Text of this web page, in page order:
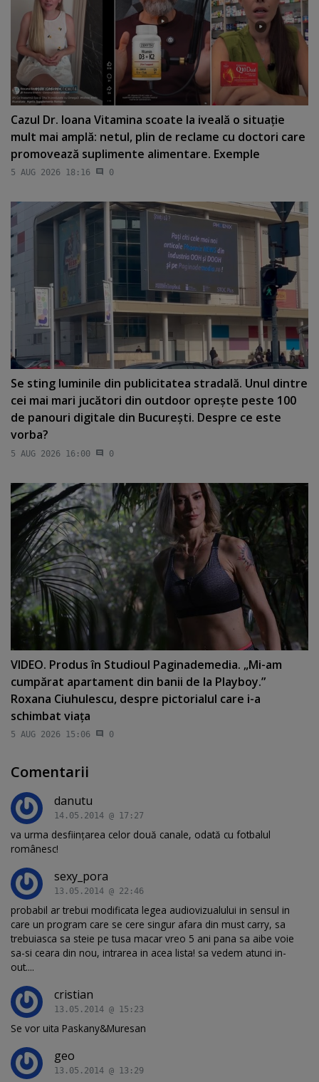
Cazul Dr. Ioana Vitamina scoate la iveală o situaţie
mult mai amplă: netul, plin de reclame cu doctori care
promovează suplimente alimentare. Exemple
5 AUG 2026 18:16 0
Se sting luminile din publicitatea stradală. Unul dintre
cei mai mari jucători din outdoor opreşte peste 100
de panouri digitale din Bucureşti. Despre ce este
vorba?
5 AUG 2026 16:00 0
VIDEO. Produs în Studioul Paginademedia. „Mi-am
cumpărat apartament din banii de la Playboy.”
Roxana Ciuhulescu, despre pictorialul care i-a
schimbat viaţa
5 AUG 2026 15:06 0
Comentarii
danutu
14.05.2014 @ 17:27
va urma desfiinţarea celor două canale, odată cu fotbalul
românesc!
sexy_pora
13.05.2014 @ 22:46
probabil ar trebui modificata legea audiovizualului in sensul in
care un program care se cere singur afara din must carry, sa
trebuiasca sa steie pe tusa macar vreo 5 ani pana sa aibe voie
sa-si ceara din nou, intrarea in acea lista! sa vedem atunci in-
out....
cristian
13.05.2014 @ 15:23
Se vor uita Paskany&Muresan
geo
13.05.2014 @ 13:29